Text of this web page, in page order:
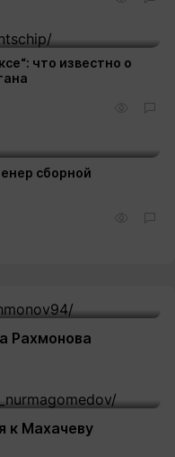
что известно о
сборной
Рахмонова
к Махачеву